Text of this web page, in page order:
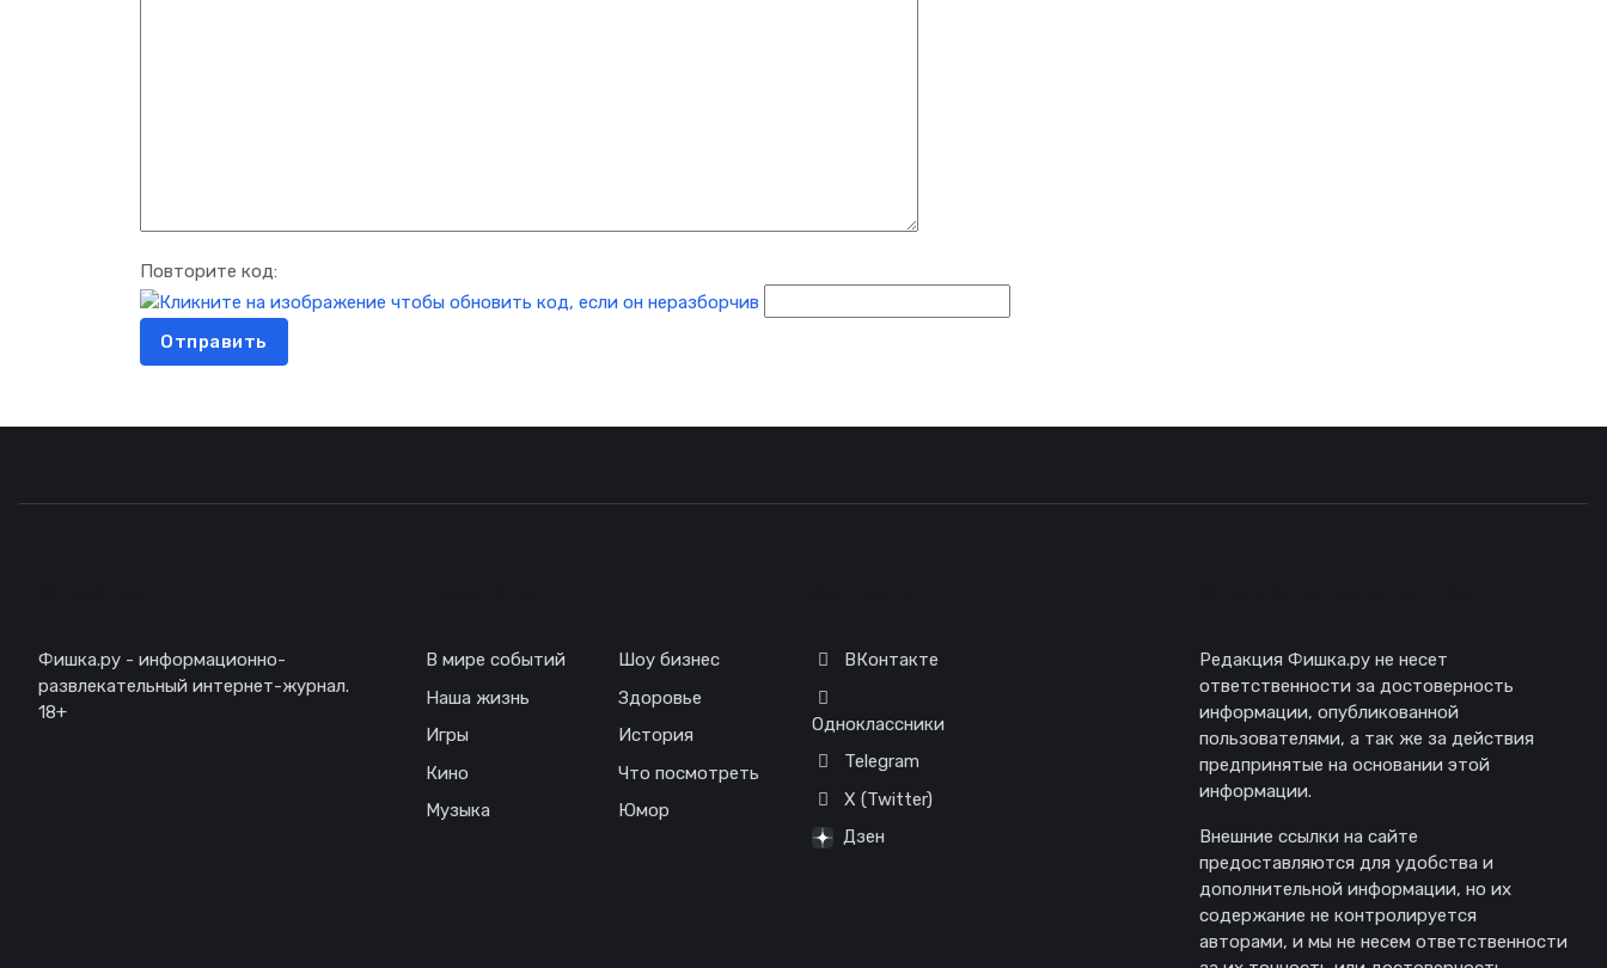
Повторите код:
Отправить
Фишка.ру - информационно-
развлекательный интернет-журнал.
18+
В мире событий
Наша жизнь
Игры
Кино
Музыка
Шоу бизнес
Здоровье
История
Что посмотреть
Юмор
ВКонтакте
Одноклассники
Telegram
X (Twitter)
Дзен
Редакция Фишка.ру не несет
ответственности за достоверность
информации, опубликованной
пользователями, а так же за действия
предпринятые на основании этой
информации.
Внешние ссылки на сайте
предоставляются для удобства и
дополнительной информации, но их
содержание не контролируется
авторами, и мы не несем ответственности